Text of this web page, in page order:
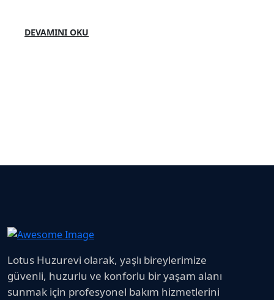
DEVAMINI OKU
Lotus Huzurevi olarak, yaşlı bireylerimize
güvenli, huzurlu ve konforlu bir yaşam alanı
sunmak için profesyonel bakım hizmetlerini